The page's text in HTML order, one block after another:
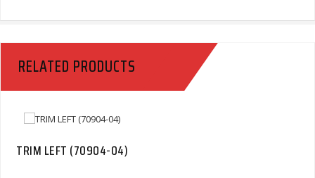
RELATED PRODUCTS
TRIM LEFT (70904-04)